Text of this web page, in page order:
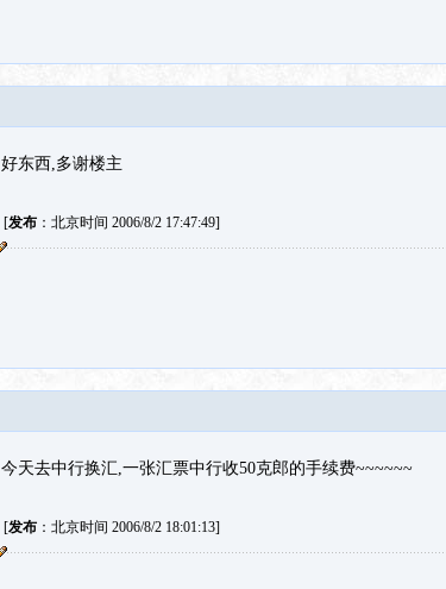
好东西,多谢楼主
[发布：北京时间 2006/8/2 17:47:49]
今天去中行换汇,一张汇票中行收50克郎的手续费~~~~~~
[发布：北京时间 2006/8/2 18:01:13]